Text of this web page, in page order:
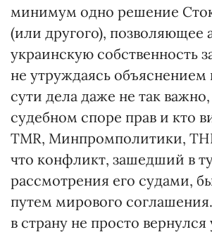
минимум одно решение
(или другого), позволяющее
украинскую собственность
не утруждаясь
сути дела даже не так важно,
судебном споре прав и кто
TMR, Минпромполитики,
что конфликт, зашедший в
рассмотрения его судами,
путем мирового соглашения.
в страну не просто